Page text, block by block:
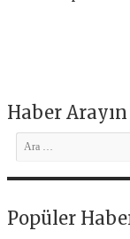
Haber Arayın
Popüler